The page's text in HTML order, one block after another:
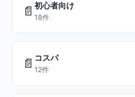
📄 初心者向け
18件
📄 コスパ
12件